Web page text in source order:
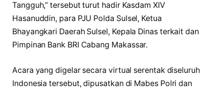
Tangguh,” tersebut turut hadir Kasdam XIV
Hasanuddin, para PJU Polda Sulsel, Ketua
Bhayangkari Daerah Sulsel, Kepala Dinas terkait dan
Pimpinan Bank BRI Cabang Makassar.
Acara yang digelar secara virtual serentak diseluruh
Indonesia tersebut, dipusatkan di Mabes Polri dan